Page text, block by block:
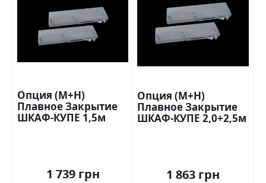
Опция (М+Н)
Плавное Закрытие
ШКАФ-КУПЕ 1,5м
1 739 грн
Опция (М+Н)
Плавное Закрытие
ШКАФ-КУПЕ 2,0+2,5м
1 863 грн